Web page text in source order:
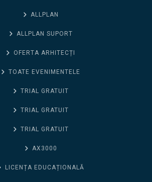
ALLPLAN
ALLPLAN SUPORT
OFERTA ARHITECȚI
TOATE EVENIMENTELE
TRIAL GRATUIT
TRIAL GRATUIT
TRIAL GRATUIT
AX3000
LICENȚA EDUCAȚIONALĂ